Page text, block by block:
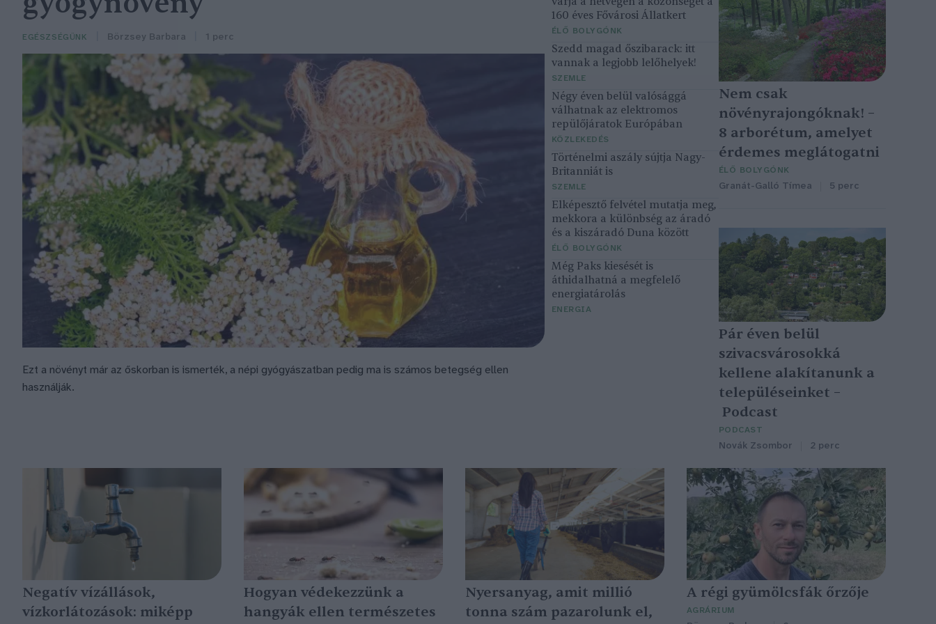
EGÉSZSÉGÜNK Börzsey Barbara 1 perc
Ezt a növényt már az őskorban is ismerték, a népi gyógyászatban pedig ma is számos betegség ellen
használják.
160 éves Fővárosi Állatkert
ÉLŐ BOLYGÓNK
Szedd magad őszibarack: itt
vannak a legjobb lelőhelyek!
SZEMLE
Négy éven belül valósággá
válhatnak az elektromos
repülőjáratok Európában
KÖZLEKEDÉS
Történelmi aszály sújtja Nagy-
Britanniát is
SZEMLE
Elképesztő felvétel mutatja meg,
mekkora a különbség az áradó
és a kiszáradó Duna között
ÉLŐ BOLYGÓNK
Még Paks kiesését is
áthidalhatná a megfelelő
energiatárolás
ENERGIA
Nem csak
növényrajongóknak! –
8 arborétum, amelyet
érdemes meglátogatni
ÉLŐ BOLYGÓNK
Granát-Galló Tímea 5 perc
Pár éven belül
szivacsvárosokká
kellene alakítanunk a
településeinket –
Podcast
PODCAST
Novák Zsombor 2 perc
Negatív vízállások,
vízkorlátozások: miképp
Hogyan védekezzünk a
hangyák ellen természetes
Nyersanyag, amit millió
tonna szám pazarolunk el,
A régi gyümölcsfák őrzője
AGRÁRIUM